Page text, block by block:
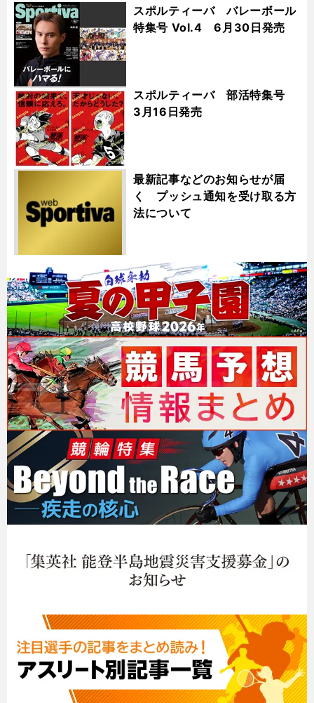
スポルティーバ バレーボール
特集号 Vol.4 6月30日発売
スポルティーバ 部活特集号
3月16日発売
最新記事などのお知らせが届
く プッシュ通知を受け取る方
法について